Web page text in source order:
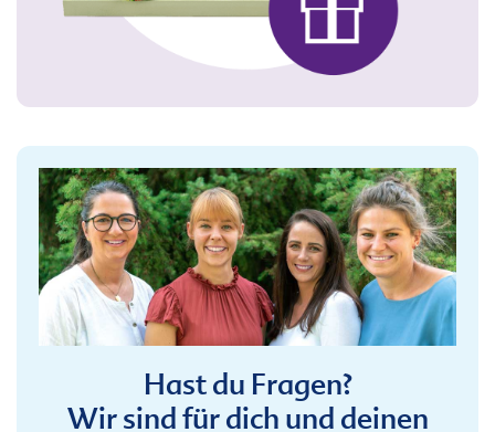
Hast du Fragen?
Wir sind für dich und deinen